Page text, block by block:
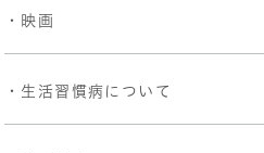
・映画
・生活習慣病について